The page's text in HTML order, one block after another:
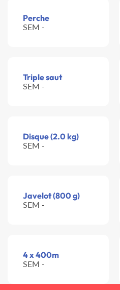
Perche
SEM -
Triple saut
SEM -
Disque (2.0 kg)
SEM -
Javelot (800 g)
SEM -
4 x 400m
SEM -